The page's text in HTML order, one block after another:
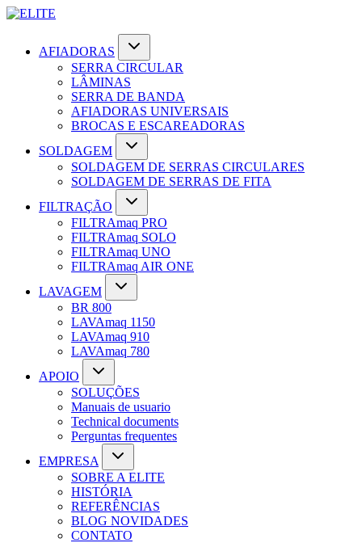
AFIADORAS
SERRA CIRCULAR
LÂMINAS
SERRA DE BANDA
AFIADORAS UNIVERSAIS
BROCAS E ESCAREADORAS
SOLDAGEM
SOLDAGEM DE SERRAS CIRCULARES
SOLDAGEM DE SERRAS DE FITA
FILTRAÇÃO
FILTRAmaq PRO
FILTRAmaq SOLO
FILTRAmaq UNO
FILTRAmaq AIR ONE
LAVAGEM
BR 800
LAVAmaq 1150
LAVAmaq 910
LAVAmaq 780
APOIO
SOLUÇÕES
Manuais de usuario
Technical documents
Perguntas frequentes
EMPRESA
SOBRE A ELITE
HISTÓRIA
REFERÊNCIAS
BLOG NOVIDADES
CONTATO